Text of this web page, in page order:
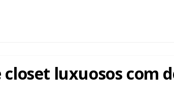
luxuosos com